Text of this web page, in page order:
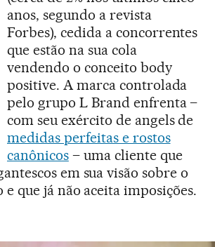
anos, segundo a revista
Forbes), cedida a concorrentes
que estão na sua cola
vendendo o conceito body
positive. A marca controlada
pelo grupo L Brand enfrenta –
com seu exército de angels de
medidas perfeitas e rostos
canônicos– uma cliente que
em sua visão sobre o
que já não aceita imposições.